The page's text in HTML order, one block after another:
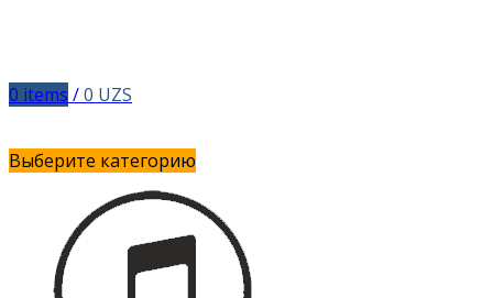
0 items /0 UZS
Выберите категорию